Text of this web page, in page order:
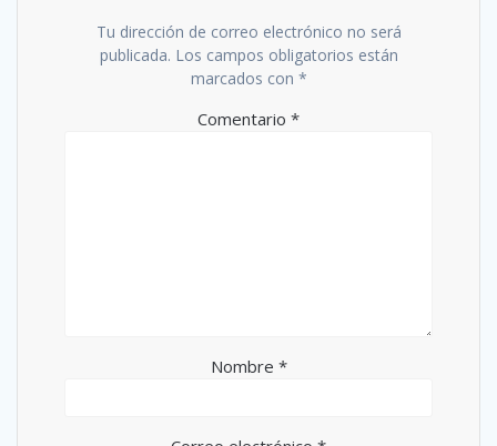
Tu dirección de correo electrónico no será
publicada. Los campos obligatorios están
marcados con *
Comentario *
Nombre *